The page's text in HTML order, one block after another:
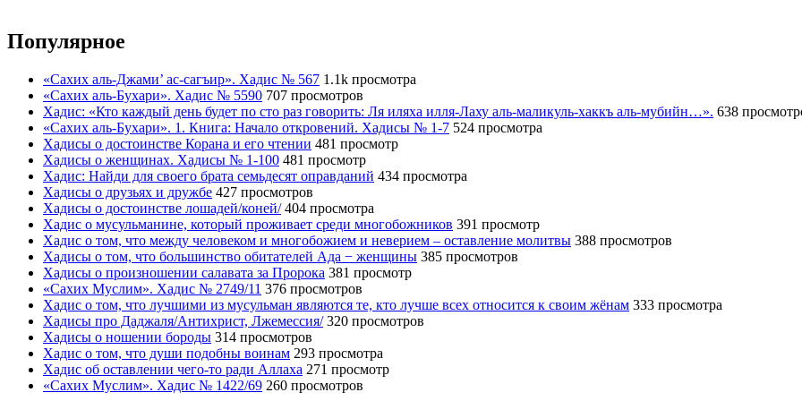
Популярное
«Сахих аль-Джами’ ас-сагъир». Хадис № 567 1.1k просмотра
«Сахих аль-Бухари». Хадис № 5590 707 просмотров
Хадис: «Кто каждый день будет по сто раз говорить: Ля иляха илля-Лаху аль-маликуль-хаккъ аль-мубийн…». 638
«Сахих аль-Бухари». 1. Книга: Начало откровений. Хадисы № 1-7 524 просмотра
Хадисы о достоинстве Корана и его чтении 481 просмотр
Хадисы о женщинах. Хадисы № 1-100 481 просмотр
Хадис: Найди для своего брата семьдесят оправданий 434 просмотра
Хадисы о друзьях и дружбе 427 просмотров
Хадисы о достоинстве лошадей/коней/ 404 просмотра
Хадис о мусульманине, который проживает среди многобожников 391 просмотр
Хадис о том, что между человеком и многобожием и неверием – оставление молитвы 388 просмотров
Хадисы о том, что большинство обитателей Ада − женщины 385 просмотров
Хадисы о произношении салавата за Пророка 381 просмотр
«Сахих Муслим». Хадис № 2749/11 376 просмотров
Хадис о том, что лучшими из мусульман являются те, кто лучше всех относится к своим жёнам 333 просмотра
Хадисы про Даджаля/Антихрист, Лжемессия/ 320 просмотров
Хадисы о ношении бороды 314 просмотров
Хадис о том, что души подобны воинам 293 просмотра
Хадис об оставлении чего-то ради Аллаха 271 просмотр
«Сахих Муслим». Хадис № 1422/69 260 просмотров